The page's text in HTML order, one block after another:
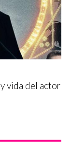
vida del actor